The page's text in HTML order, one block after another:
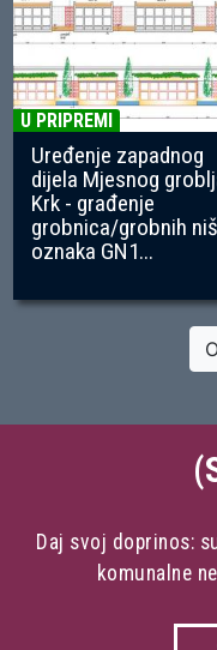
U PRIPREMI
Uređenje zapadnog
dijela Mjesnog
Krk - građenje
grobnica/grobnih
oznaka GN1...
Daj svoj doprinos:
komunalne